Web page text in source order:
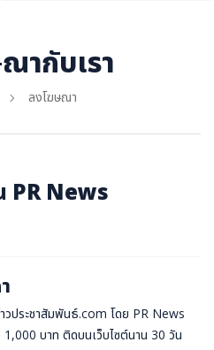
ากับเรา
ลงโฆษณา
PR News
วประชาสัมพันธ์.com โดย PR News
บาท ติดบนเว็บไซต์นาน 30 วัน